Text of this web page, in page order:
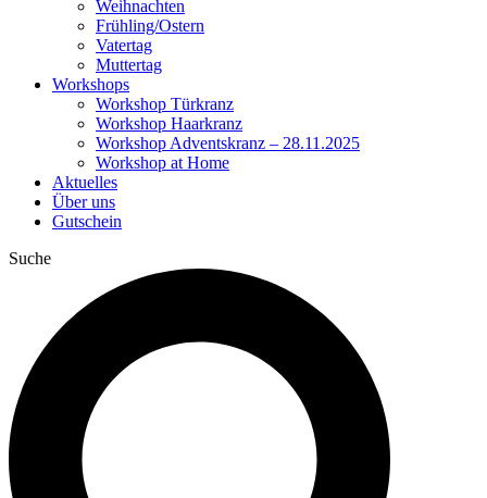
Weihnachten
Frühling/Ostern
Vatertag
Muttertag
Workshops
Workshop Türkranz
Workshop Haarkranz
Workshop Adventskranz – 28.11.2025
Workshop at Home
Aktuelles
Über uns
Gutschein
Suche